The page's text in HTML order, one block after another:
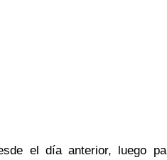
el día anterior, luego